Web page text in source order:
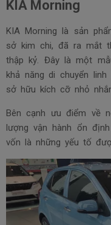
KIA Morning
KIA Morning là sản
sở kim chi, đã ra mắt
thập kỷ. Đây là một
khả năng di chuyển
sở hữu kích cỡ nhỏ
Bên cạnh ưu điểm về
lượng vận hành ổn
vốn là những yếu tố